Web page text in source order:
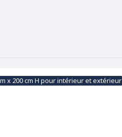
x 200 cm H pour intérieur et extérieur